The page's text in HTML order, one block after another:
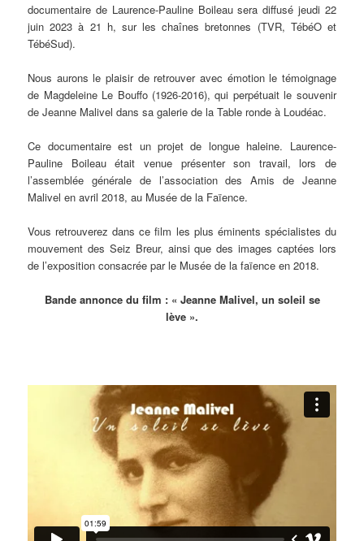
documentaire de Laurence-Pauline Boileau sera diffusé jeudi 22
juin 2023 à 21 h, sur les chaînes bretonnes (TVR, TébéO et
TébéSud).
Nous aurons le plaisir de retrouver avec émotion le témoignage
de Magdeleine Le Bouffo (1926-2016), qui perpétuait le souvenir
de Jeanne Malivel dans sa galerie de la Table ronde à Loudéac.
Ce documentaire est un projet de longue haleine. Laurence-
Pauline Boileau était venue présenter son travail, lors de
l’assemblée générale de l’association des Amis de Jeanne
Malivel en avril 2018, au Musée de la Faïence.
Vous retrouverez dans ce film les plus éminents spécialistes du
mouvement des Seiz Breur, ainsi que des images captées lors
de l’exposition consacrée par le Musée de la faïence en 2018.
Bande annonce du film : « Jeanne Malivel, un soleil se
lève ».